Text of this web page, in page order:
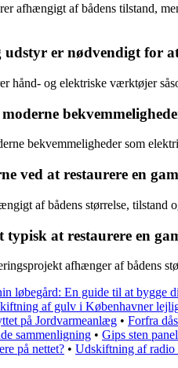
afhængigt af bådens tilstand,
er nødvendigt for
hånd- og elektriske værktøjer
bekvemmeligheder som
ved at restaurere en
af bådens størrelse, tilstand
at restaurere en
afhænger af bådens
løbegård: En guide til at bygge
af gulv i Københavner
på Jordvarmeanlæg • Forfra
sammenligning • Gips sten
på nettet? • Udskiftning af radio